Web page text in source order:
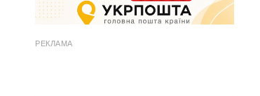
РЕКЛАМА